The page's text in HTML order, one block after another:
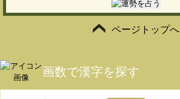
ページトップへ
画数で漢字を探す